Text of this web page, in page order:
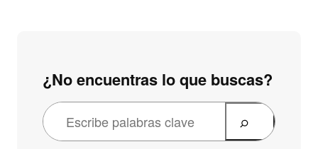
¿No encuentras lo que buscas?